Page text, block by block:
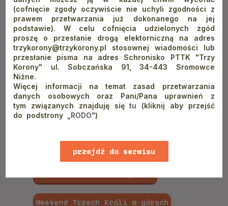
wróć do listy wpisów
NASZA OFERTA
Imprezy integracyjne w górach
Weekend Trzech Króli w górach
(cofnięcie zgody oczywiście nie uchyli zgodności z
prawem przetwarzania już dokonanego na jej
podstawie). W celu cofnięcia udzielonych zgód
proszę o przesłanie drogą elektorniczną na adres
trzykorony@trzykorony.pl stosownej wiadomości lub
przesłanie pisma na adres Schronisko PTTK "Trzy
Korony" ul. Sobczańska 91, 34-443 Sromowce
Niżne.
Więcej informacji na temat zasad przetwarzania
danych osobowych oraz Pani/Pana uprawnień z
tym związanych znajduję siętu (kliknij aby przejść
do podstrony „ RODO")
przejdź do serwisu